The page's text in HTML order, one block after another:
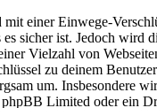
einer Einwege-
es sicher ist. Jedoch wird
Vielzahl von
zu deinem
um. Insbesondere
phpBB Limited oder ein